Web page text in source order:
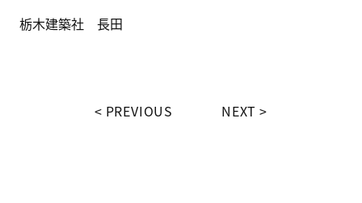
栃木建築社 長田
PREVIOUS NEXT